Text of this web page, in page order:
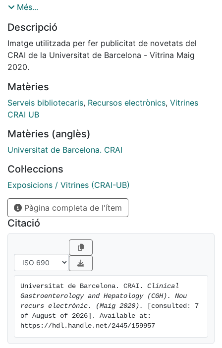
CGH proporciona un ampli espectre de temes de
avenços diagnòstics, endoscòpics, intervencionals i
terapèutics en càncer, malalties inflamatòries,
trastorns gastrointestinals funcionals, nutrició,
absorció i secreció.
> Clinical Gastroenterology and Hepatology.
Més...
Descripció
Imatge utilitzada per fer publicitat de novetats del
CRAI de la Universitat de Barcelona - Vitrina Maig
2020.
Matèries
Serveis bibliotecaris, Recursos electrònics, Vitrines
CRAI UB
Matèries (anglès)
Universitat de Barcelona. CRAI
Col·leccions
Exposicions / Vitrines (CRAI-UB)
Pàgina completa de l'ítem
Citació
Universitat de Barcelona. CRAI. Clinical
Gastroenterology and Hepatology (CGH). Nou
recurs electrònic. (Maig 2020).
[consulted: 7
of August of 2026]. Available at:
https://hdl.handle.net/2445/159957